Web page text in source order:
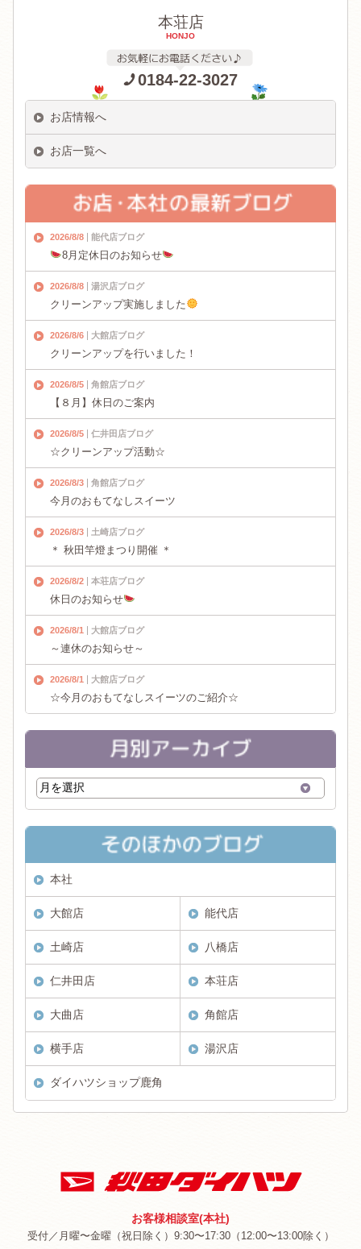
本荘店
HONJO
0184-22-3027
お店情報へ
お店一覧へ
2026/8/8 能代店ブログ
8月定休日のお知らせ
2026/8/8 湯沢店ブログ
クリーンアップ実施しました
2026/8/6 大館店ブログ
クリーンアップを行いました！
2026/8/5 角館店ブログ
【８月】休日のご案内
2026/8/5 仁井田店ブログ
☆クリーンアップ活動☆
2026/8/3 角館店ブログ
今月のおもてなしスイーツ
2026/8/3 土崎店ブログ
＊ 秋田竿燈まつり開催 ＊
2026/8/2 本荘店ブログ
休日のお知らせ
2026/8/1 大館店ブログ
～連休のお知らせ～
2026/8/1 大館店ブログ
☆今月のおもてなしスイーツのご紹介☆
本社
大館店 能代店
土崎店 八橋店
仁井田店 本荘店
大曲店 角館店
横手店 湯沢店
ダイハツショップ鹿角
お客様相談室(本社)
受付／月曜〜金曜（祝日除く）9:30〜17:30（12:00〜13:00除く）